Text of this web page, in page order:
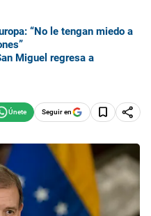
“No le tengan miedo a
Miguel regresa a
Seguir en